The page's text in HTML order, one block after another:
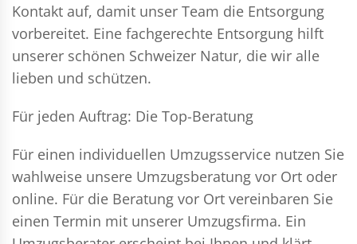
Kontakt auf, damit unser Team die Entsorgung
vorbereitet. Eine fachgerechte Entsorgung hilft
unserer schönen Schweizer Natur, die wir alle
lieben und schützen.
Für jeden Auftrag: Die Top-Beratung
Für einen individuellen Umzugsservice nutzen Sie
wahlweise unsere Umzugsberatung vor Ort oder
online. Für die Beratung vor Ort vereinbaren Sie
einen Termin mit unserer Umzugsfirma. Ein